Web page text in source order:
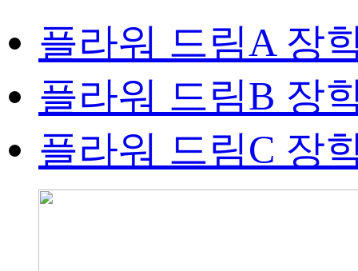
플라워 드림A 장
플라워 드림B 장
플라워 드림C 장